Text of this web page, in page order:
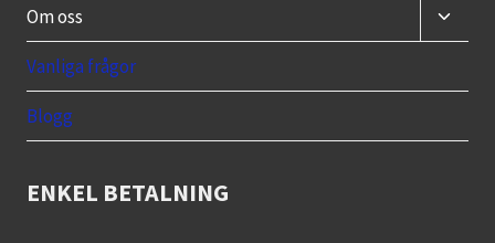
Om oss
Toggle
child
Vanliga frågor
Blogg
ENKEL BETALNING